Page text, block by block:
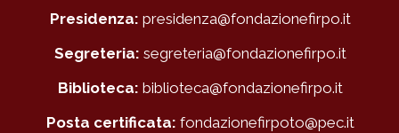
Presidenza: presidenza@fondazionefirpo.it
Segreteria: segreteria@fondazionefirpo.it
Biblioteca: biblioteca@fondazionefirpo.it
Posta certificata: fondazionefirpoto@pec.it